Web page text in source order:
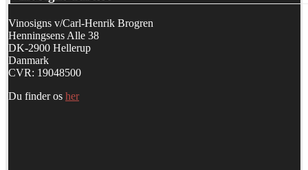
Vinosigns v/Carl-Henrik Brogren
Henningsens Alle 38
DK-2900 Hellerup
Danmark
CVR: 19048500
Du finder os her